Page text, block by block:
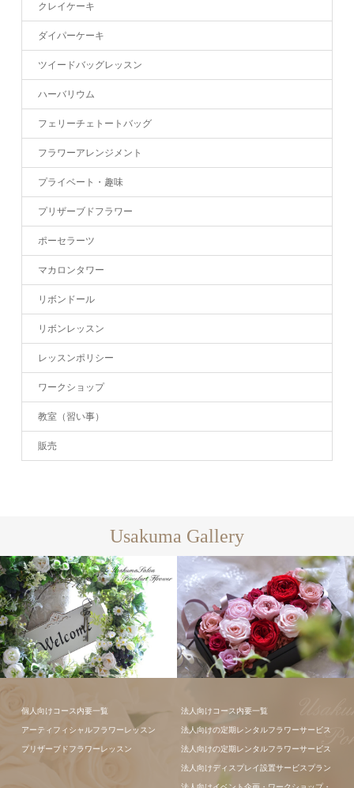
クレイケーキ
ダイパーケーキ
ツイードバッグレッスン
ハーバリウム
フェリーチェトートバッグ
フラワーアレンジメント
プライベート・趣味
プリザーブドフラワー
ポーセラーツ
マカロンタワー
リボンドール
リボンレッスン
レッスンポリシー
ワークショップ
教室（習い事）
販売
Usakuma Gallery
個人向けコース内要一覧
アーティフィシャルフラワーレッスン
プリザーブドフラワーレッスン
法人向けコース内要一覧
法人向けの定期レンタルフラワーサービス
法人向けの定期レンタルフラワーサービス
法人向けディスプレイ設置サービスプラン